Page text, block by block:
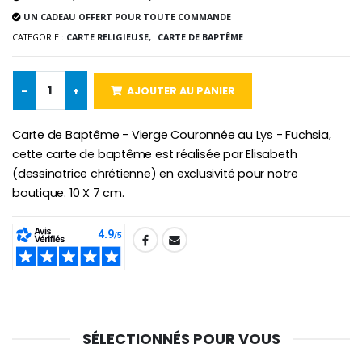
€9.90
Bougie Neuvaine pour une Guérison - 17.5cm
€4.90 €23.00
UN CADEAU OFFERT POUR TOUTE COMMANDE
CATEGORIE : CARTE RELIGIEUSE, CARTE DE BAPTÊME
- + AJOUTER AU PANIER
Carte de Baptême - Vierge Couronnée au Lys - Fuchsia,
cette carte de baptême est réalisée par Elisabeth
(dessinatrice chrétienne) en exclusivité pour notre
boutique. 10 X 7 cm.
SHARE:
SÉLECTIONNÉS POUR VOUS